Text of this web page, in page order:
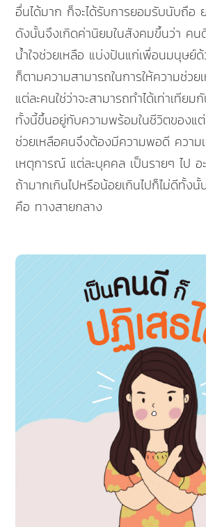
อื่นได้มาก ก็จะได้รับการยอมรับนับถือ
ดังนั้นจึงเกิดค่านิยมในสังคมขึ้นว่า คน
น้ำใจช่วยเหลือ แบ่งปันแก่เพื่อนมนุษย์
ก็ตามความสามารถในการให้ความช่ว
แต่ละคนใช่ว่าจะสามารถทำได้เท่าเทีย
ทั้งนี้ขึ้นอยู่กับความพร้อมในชีวิตของแ
ช่วยเหลือคนจึงต้องมีความพอดี ความ
เหตุการณ์ แต่ละบุคคล เป็นรายๆ ไป อ
ถ้ามากเกินไปหรือน้อยเกินไปก็ไม่ดีทั้ง
คือ ทางสายกลาง